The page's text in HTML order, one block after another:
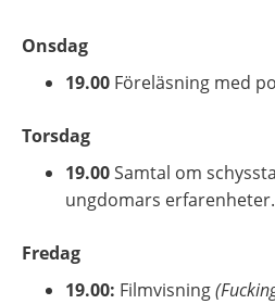
Onsdag
19.00 Föreläsning med
Torsdag
19.00 Samtal om
ungdomars erfarenheter.
Fredag
19.00: Filmvisning